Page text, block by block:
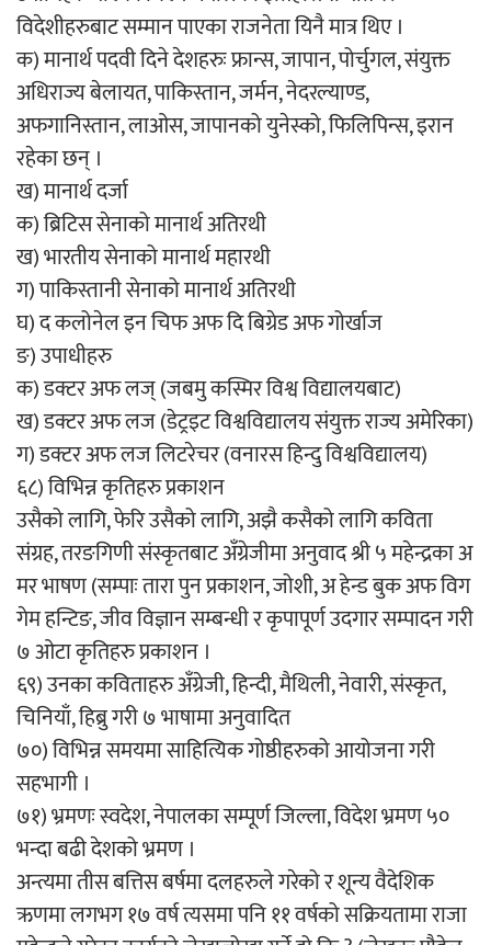
विदेशीहरुबाट सम्मान पाएका राजनेता यिनै मात्र थिए ।
क) मानार्थ पदवी दिने देशहरुः फ्रान्स, जापान, पोर्चुगल, संयुक्त
अधिराज्य बेलायत, पाकिस्तान, जर्मन, नेदरल्याण्ड,
अफगानिस्तान, लाओस, जापानको युनेस्को, फिलिपिन्स, इरान
रहेका छन् ।
ख) मानार्थ दर्जा
क) ब्रिटिस सेनाको मानार्थ अतिरथी
ख) भारतीय सेनाको मानार्थ महारथी
ग) पाकिस्तानी सेनाको मानार्थ अतिरथी
घ) द कलोनेल इन चिफ अफ दि बिग्रेड अफ गोर्खाज
ङ) उपाधीहरु
क) डक्टर अफ लज् (जबमु कस्मिर विश्व विद्यालयबाट)
ख) डक्टर अफ लज (डेट्रइट विश्वविद्यालय संयुक्त राज्य अमेरिका)
ग) डक्टर अफ लज लिटरेचर (वनारस हिन्दु विश्वविद्यालय)
६८) विभिन्न कृतिहरु प्रकाशन
उसैको लागि, फेरि उसैको लागि, अझै कसैको लागि कविता
संग्रह, तरङगिणी संस्कृतबाट अँग्रेजीमा अनुवाद श्री ५ महेन्द्रका अ
मर भाषण (सम्पाः तारा पुन प्रकाशन, जोशी, अ हेन्ड बुक अफ विग
गेम हन्टिङ, जीव विज्ञान सम्बन्धी र कृपापूर्ण उदगार सम्पादन गरी
७ ओटा कृतिहरु प्रकाशन ।
६९) उनका कविताहरु अँग्रेजी, हिन्दी, मैथिली, नेवारी, संस्कृत,
चिनियाँ, हिब्रु गरी ७ भाषामा अनुवादित
७०) विभिन्न समयमा साहित्यिक गोष्ठीहरुको आयोजना गरी
सहभागी ।
७१) भ्रमणः स्वदेश, नेपालका सम्पूर्ण जिल्ला, विदेश भ्रमण ५०
भन्दा बढी देशको भ्रमण ।
अन्त्यमा तीस बत्तिस बर्षमा दलहरुले गरेको र शून्य वैदेशिक
ऋणमा लगभग १७ वर्ष त्यसमा पनि ११ वर्षको सक्रियतामा राजा